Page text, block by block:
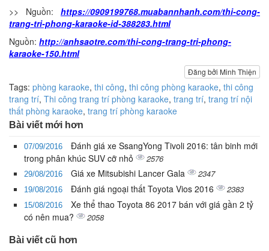
>> Nguồn: https://0909199768.muabannhanh.com/thi-cong-
trang-tri-phong-karaoke-id-388283.html
Nguồn: http://anhsaotre.com/thi-cong-trang-tri-phong-
karaoke-150.html
Đăng bởi Minh Thiện
Tags: phòng karaoke, thi công, thi công phòng karaoke, thi công
trang trí, Thi công trang trí phòng karaoke, trang trí, trang trí nội
thất phòng karaoke, trang trí phòng karaoke
Bài viết mới hơn
07/09/2016
Đánh giá xe SsangYong Tivoli 2016: tân binh mới
trong phân khúc SUV cỡ nhỏ
2576
29/08/2016 Giá xe Mitsubishi Lancer Gala 2347
19/08/2016 Đánh giá ngoại thất Toyota Vios 2016 2383
15/08/2016
Xe thể thao Toyota 86 2017 bán với giá gần 2 tỷ
có nên mua?
2058
Bài viết cũ hơn